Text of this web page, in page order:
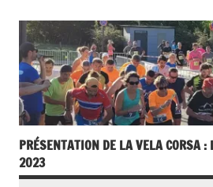
PRÉSENTATION DE LA VELA CORSA
2023